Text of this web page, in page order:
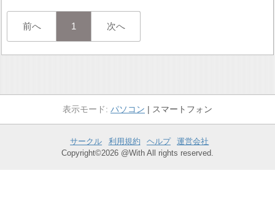
前へ 1 次へ
パソコン スマートフォン
サークル 利用規約 ヘルプ
運営会社
Copyright©2026 @With All rights reserved.